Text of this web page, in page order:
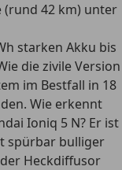
42 km) unter
starken Akku bis
die zivile Version
im Bestfall in 18
Wie erkennt
Ioniq 5 N? Er ist
spürbar bulliger
Heckdiffusor